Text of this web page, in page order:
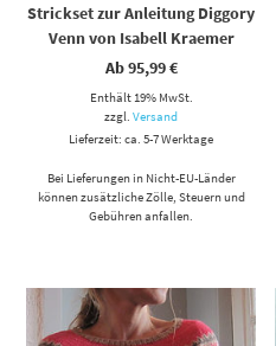
Strickset zur Anleitung Diggory
Venn von Isabell Kraemer
Ab95,99€
Enthält 19% MwSt.
zzgl.Versand
Lieferzeit: ca. 5-7 Werktage
Bei Lieferungen in Nicht-EU-Länder
können zusätzliche Zölle, Steuern und
Gebühren anfallen.
Dieses Produkt weist mehrere Varianten auf. Die Optionen können auf der Produktseite gewählt werden